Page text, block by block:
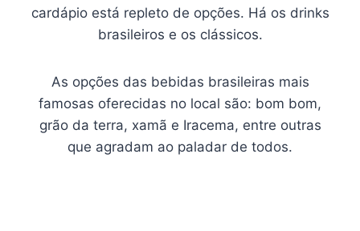
cardápio está repleto de opções. Há os drinks
brasileiros e os clássicos.
As opções das bebidas brasileiras mais
famosas oferecidas no local são: bom bom,
grão da terra, xamã e Iracema, entre outras
que agradam ao paladar de todos.